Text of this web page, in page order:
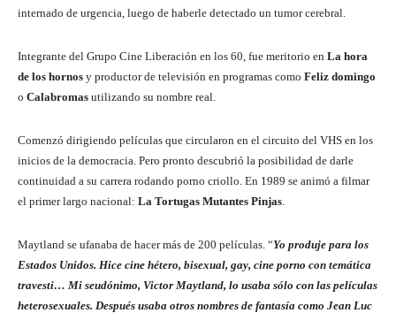
internado de urgencia, luego de haberle detectado un tumor cerebral.
Integrante del Grupo Cine Liberación en los 60, fue meritorio en La hora
de los hornos y productor de televisión en programas como Feliz domingo
o Calabromas utilizando su nombre real.
Comenzó dirigiendo películas que circularon en el circuito del VHS en los
inicios de la democracia. Pero pronto descubrió la posibilidad de darle
continuidad a su carrera rodando porno criollo. En 1989 se animó a filmar
el primer largo nacional: La Tortugas Mutantes Pinjas
Maytland se ufanaba de hacer más de 200 películas. “Yo produje para los
Estados Unidos. Hice cine hétero, bisexual, gay, cine porno con temática
travesti… Mi seudónimo, Victor Maytland, lo usaba sólo con las películas
heterosexuales. Después usaba otros nombres de fantasía como Jean Luc